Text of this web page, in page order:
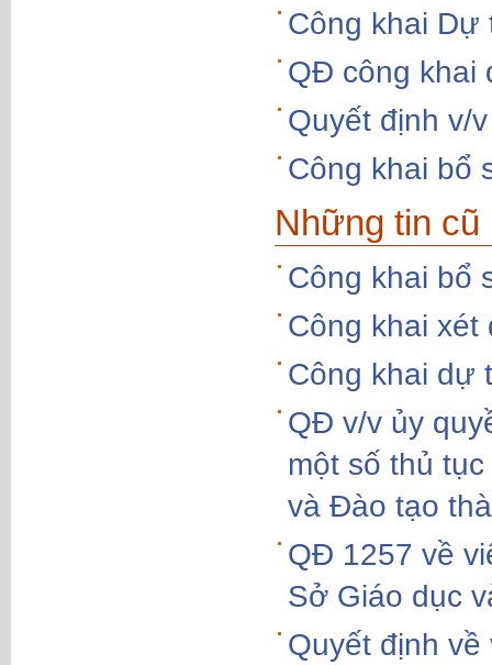
Công khai Dự
QĐ công khai
Quyết định v/
Công khai bổ
Những tin cũ
Công khai bổ
Công khai xét
Công khai dự
QĐ v/v ủy
một số thủ
và Đào tạo
QĐ 1257 về
Sở Giáo dục
Quyết định